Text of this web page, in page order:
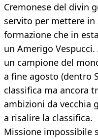
Cremonese del divin
servito per mettere in
formazione che in
un Amerigo
un campione del
a fine agosto (dentro
classifica ma ancora
ambizioni da vecchia
a risalire la classifica.
Missione impossibile